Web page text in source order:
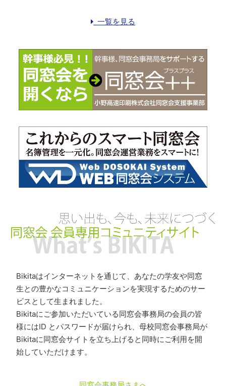
一覧を見る
Bikitaはインターネットを通じて、あなたの学友や同窓
生との豊かなコミュニケーションを実現するためのサー
ビスとして生まれました。
Bikitaにご参加いただいている同窓会事務局の会員の皆
様にはID とパスワードが届けられ、母校同窓会事務局が
Bikitaに同窓会サイトを立ち上げると同時にご利用を開
始していただけます。